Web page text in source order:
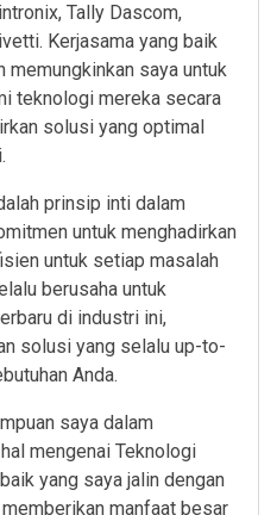
Tally Dascom,
Kerjasama yang baik
saya untuk
teknologi mereka secara
solusi yang optimal
prinsip inti dalam
untuk menghadirkan
untuk setiap masalah
berusaha untuk
di industri ini,
solusi yang selalu up-to-
Anda.
saya dalam
mengenai Teknologi
yang saya jalin dengan
manfaat besar